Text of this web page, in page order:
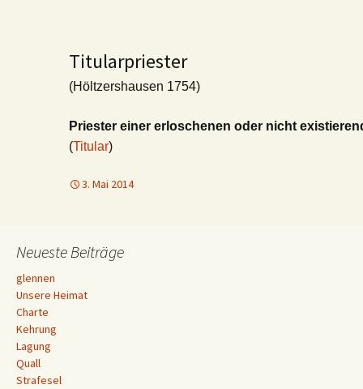
Titularpriester
(Höltzershausen 1754)
Priester einer erloschenen oder nicht
(Titular)
3. Mai 2014
Neueste Beiträge
glennen
Unsere Heimat
Charte
Kehrung
Lagung
Quall
Strafesel